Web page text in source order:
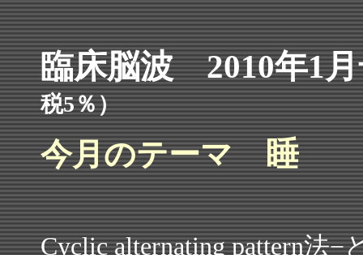
臨床脳波 2010年1
税5％）
今月のテーマ 睡
Cyclic alternating pattern法